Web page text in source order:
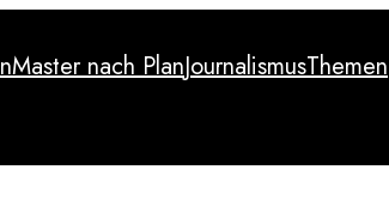
Master nach PlanJournalismusThemen